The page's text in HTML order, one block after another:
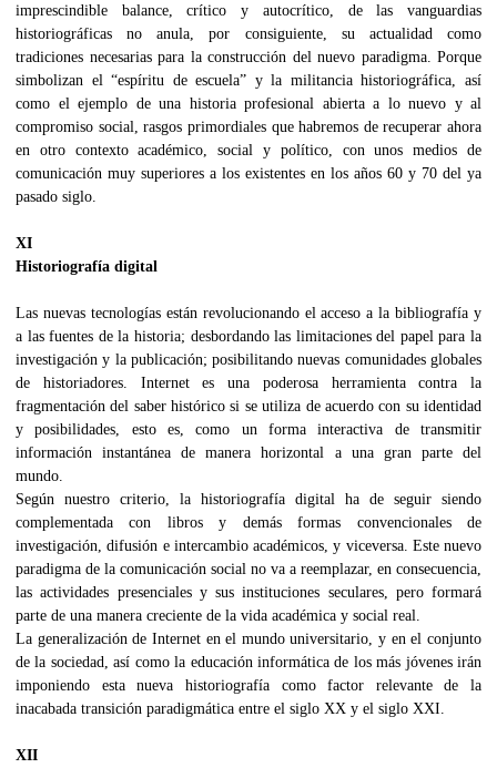
imprescindible balance, crítico y autocrítico, de las vanguardias
historiográficas no anula, por consiguiente, su actualidad como
tradiciones necesarias para la construcción del nuevo paradigma. Porque
simbolizan el “espíritu de escuela” y la militancia historiográfica, así
como el ejemplo de una historia profesional abierta a lo nuevo y al
compromiso social, rasgos primordiales que habremos de recuperar ahora
en otro contexto académico, social y político, con unos medios de
comunicación muy superiores a los existentes en los años 60 y 70 del ya
pasado siglo.
XI
Historiografía digital
Las nuevas tecnologías están revolucionando el acceso a la bibliografía y
a las fuentes de la historia; desbordando las limitaciones del papel para la
investigación y la publicación; posibilitando nuevas comunidades globales
de historiadores. Internet es una poderosa herramienta contra la
fragmentación del saber histórico si se utiliza de acuerdo con su identidad
y posibilidades, esto es, como un forma interactiva de transmitir
información instantánea de manera horizontal a una gran parte del
mundo.
Según nuestro criterio, la historiografía digital ha de seguir siendo
complementada con libros y demás formas convencionales de
investigación, difusión e intercambio académicos, y viceversa. Este nuevo
paradigma de la comunicación social no va a reemplazar, en consecuencia,
las actividades presenciales y sus instituciones seculares, pero formará
parte de una manera creciente de la vida académica y social real.
La generalización de Internet en el mundo universitario, y en el conjunto
de la sociedad, así como la educación informática de los más jóvenes irán
imponiendo esta nueva historiografía como factor relevante de la
inacabada transición paradigmática entre el siglo XX y el siglo XXI.
XII